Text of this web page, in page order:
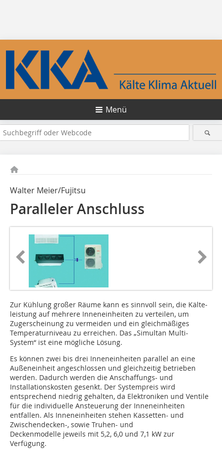
Menü
Walter Meier/Fujitsu
Paralleler Anschluss
Zur Kühlung großer Räume kann es sinnvoll sein, die Kälte­
leistung auf mehrere Inneneinheiten zu verteilen, um
Zugerscheinung zu vermeiden und ein gleichmäßiges
Temperaturniveau zu erreichen. Das „Simultan Multi-
System“ ist eine mögliche Lösung.
Es können zwei bis drei Inneneinheiten parallel an eine
Außeneinheit angeschlossen und gleichzeitig betrieben
werden. Dadurch werden die Anschaffungs- und
Installationskosten gesenkt. Der Systempreis wird
entsprechend niedrig gehalten, da Elektroniken und Ventile
für die individuelle Ansteuerung der Inneneinheiten
entfallen. Als Inneneinheiten stehen Kassetten- und
Zwischendecken-, sowie Truhen- und
Deckenmodelle jeweils mit 5,2, 6,0 und 7,1 kW zur
Verfügung.